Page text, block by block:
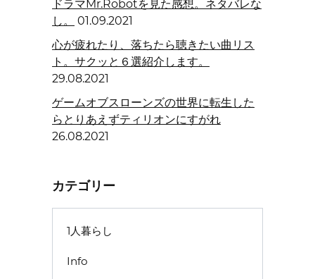
ドラマMr.Robotを見た感想。ネタバレな
し。
01.09.2021
心が疲れたり、落ちたら聴きたい曲リス
ト。サクッと６選紹介します。
29.08.2021
ゲームオブスローンズの世界に転生した
らとりあえずティリオンにすがれ
26.08.2021
カテゴリー
1人暮らし
Info